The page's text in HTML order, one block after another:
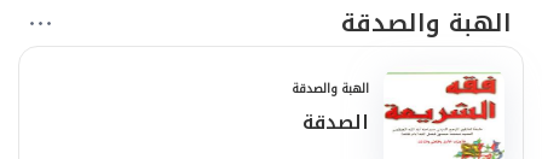
الهبة والصدقة
الهبة والصدقة
الصدقة